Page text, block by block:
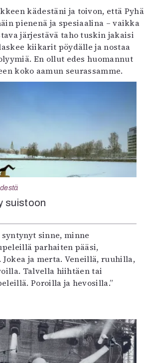
kädestäni ja toivon, että Pyhä
pienenä ja spesiaalina – vaikka
järjestävä taho tuskin jakaisi
kiikarit pöydälle ja nostaa
En ollut edes huomannut
koko aamun seurassamme.
suistoon
sinne, minne
parhaiten pääsi,
ja merta. Veneillä, ruuhilla,
Talvella hiihtäen tai
Poroilla ja hevosilla.”